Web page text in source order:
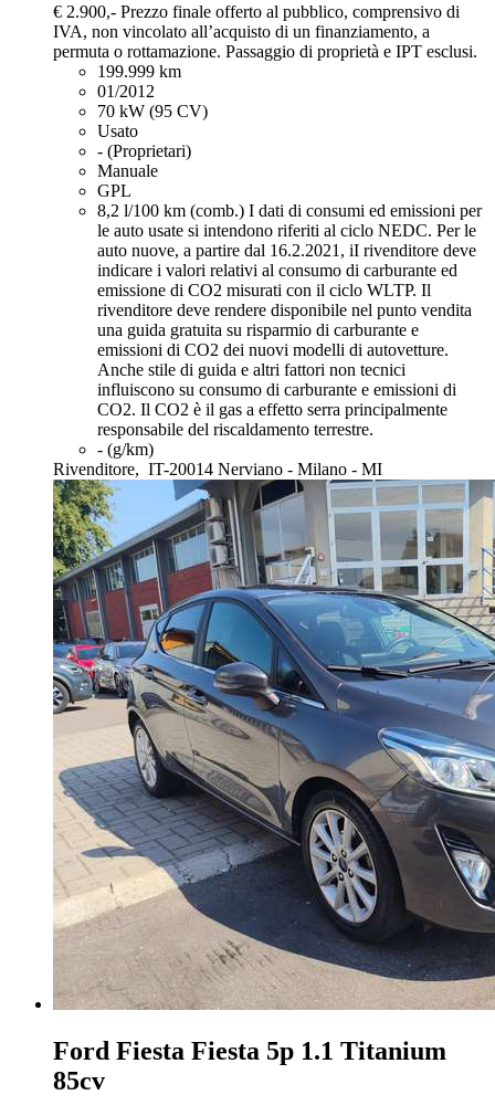
€ 2.900,- Prezzo finale offerto al pubblico, comprensivo di
IVA, non vincolato all’acquisto di un finanziamento, a
permuta o rottamazione. Passaggio di proprietà e IPT esclusi.
199.999 km
01/2012
70 kW (95 CV)
Usato
- (Proprietari)
Manuale
GPL
8,2 l/100 km (comb.) I dati di consumi ed emissioni per
le auto usate si intendono riferiti al ciclo NEDC. Per le
auto nuove, a partire dal 16.2.2021, iI rivenditore deve
indicare i valori relativi al consumo di carburante ed
emissione di CO2 misurati con il ciclo WLTP. Il
rivenditore deve rendere disponibile nel punto vendita
una guida gratuita su risparmio di carburante e
emissioni di CO2 dei nuovi modelli di autovetture.
Anche stile di guida e altri fattori non tecnici
influiscono su consumo di carburante e emissioni di
CO2. Il CO2 è il gas a effetto serra principalmente
responsabile del riscaldamento terrestre.
- (g/km)
Rivenditore, IT-20014 Nerviano - Milano - MI
Ford Fiesta Fiesta 5p 1.1 Titanium
85cv